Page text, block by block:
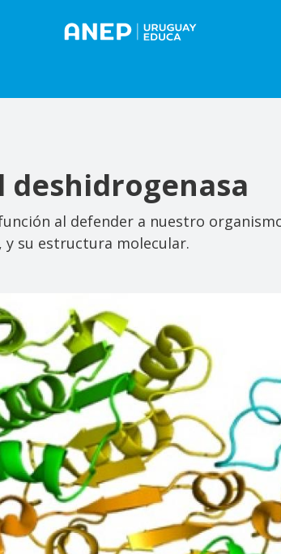
deshidrogenasa
al defender a nuestro
su estructura molecular.